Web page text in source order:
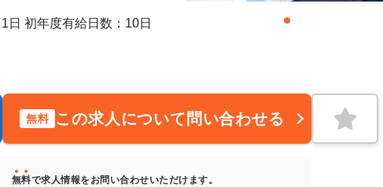
夏季休暇日数：1日 初年度有給日数：10日
無料 この求人について問い合わせる
無料で求人情報をお問い合わせいただけます。